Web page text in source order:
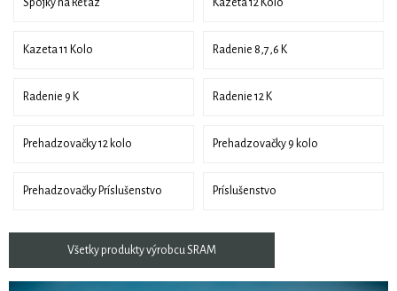
Spojky na Reťaz Kazeta 12 Kolo
Kazeta 11 Kolo Radenie 8,7,6 K
Radenie 9 K Radenie 12 K
Prehadzovačky 12 kolo Prehadzovačky 9 kolo
Prehadzovačky Príslušenstvo Príslušenstvo
Všetky produkty výrobcu SRAM